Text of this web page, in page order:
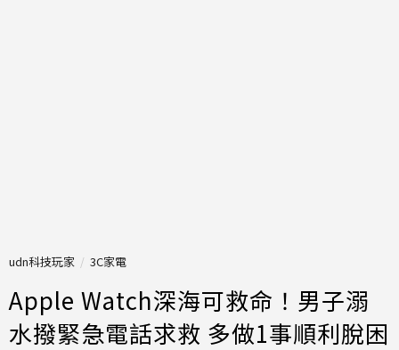
udn科技玩家 3C家電
Apple Watch深海可救命！男子溺
水撥緊急電話求救 多做1事順利脫困